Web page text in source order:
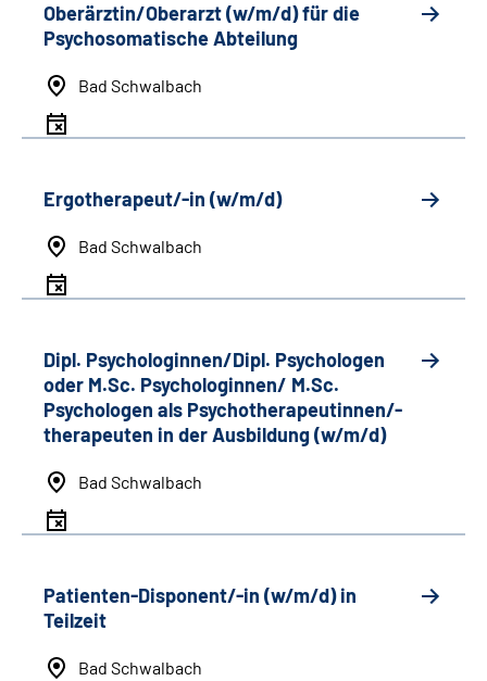
Oberärztin/Oberarzt (w/m/d) für die
Psychosomatische Abteilung
Bad Schwalbach
Ergotherapeut/-in (w/m/d)
Bad Schwalbach
Dipl. Psychologinnen/Dipl. Psychologen
oder M.Sc. Psychologinnen/ M.Sc.
Psychologen als Psychotherapeutinnen/-
therapeuten in der Ausbildung (w/m/d)
Bad Schwalbach
Patienten-Disponent/-in (w/m/d) in
Teilzeit
Bad Schwalbach